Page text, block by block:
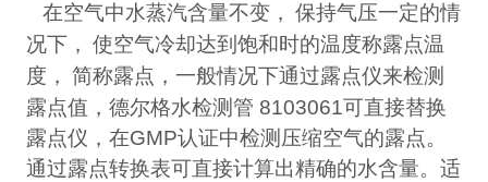
在空气中水蒸汽含量不变， 保持气压一定的情
况下， 使空气冷却达到饱和时的温度称露点温
度， 简称露点，一般情况下通过露点仪来检测
露点值，德尔格水检测管 8103061可直接替换
露点仪，在GMP认证中检测压缩空气的露点。
通过露点转换表可直接计算出精确的水含量。适